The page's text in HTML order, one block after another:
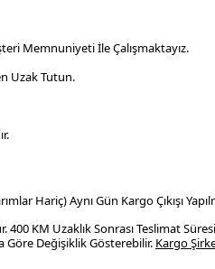
Memnuniyeti İle Çalışmaktayız.
Uzak Tutun.
Hariç) Aynı Gün Kargo Çıkışı
KM Uzaklık Sonrası Teslimat
Göre Değişiklik Gösterebilir. Kargo